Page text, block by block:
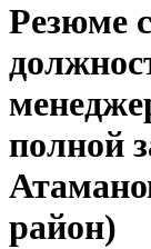
Резюме
полной
район)